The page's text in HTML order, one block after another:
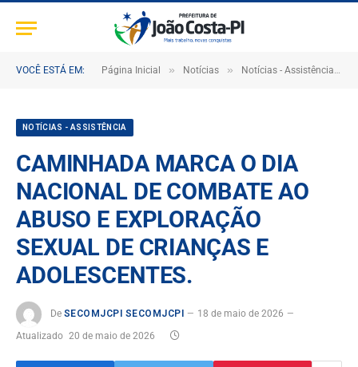
VOCÊ ESTÁ EM: Página Inicial » Notícias » Notícias - Assistência
NOTÍCIAS - ASSISTÊNCIA
CAMINHADA MARCA O DIA
NACIONAL DE COMBATE AO
ABUSO E EXPLORAÇÃO
SEXUAL DE CRIANÇAS E
ADOLESCENTES.
De SECOMJCPI SECOMJCPI
18 de maio de 2026
Atualizado 20 de maio de 2026